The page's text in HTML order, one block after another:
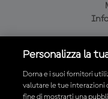
Personalizza la
Dorna e i suoi fornitori
valutare le tue interazioni
fine di mostrarti una